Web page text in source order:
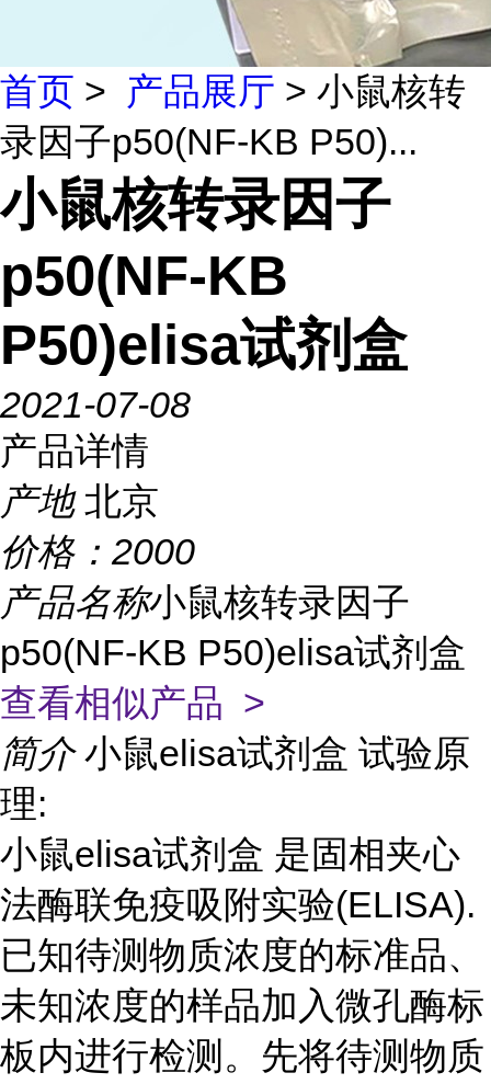
首页 > 产品展厅 > 小鼠核转
录因子p50(NF-KB P50)...
小鼠核转录因子
p50(NF-KB
P50)elisa试剂盒
2021-07-08
产品详情
产地 北京
价格： 2000
产品名称小鼠核转录因子
p50(NF-KB P50)elisa试剂盒
查看相似产品 >
简介 小鼠elisa试剂盒 试验原
理:
小鼠elisa试剂盒 是固相夹心
法酶联免疫吸附实验(ELISA).
已知待测物质浓度的标准品、
未知浓度的样品加入微孔酶标
板内进行检测。先将待测物质